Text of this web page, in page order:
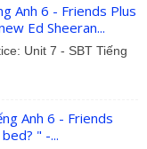
Anh 6 - Friends Plus
Ed Sheeran...
Unit 7 - SBT Tiếng
Anh 6 - Friends
" -...